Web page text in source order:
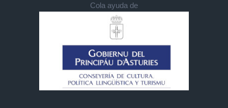
Cola ayuda de